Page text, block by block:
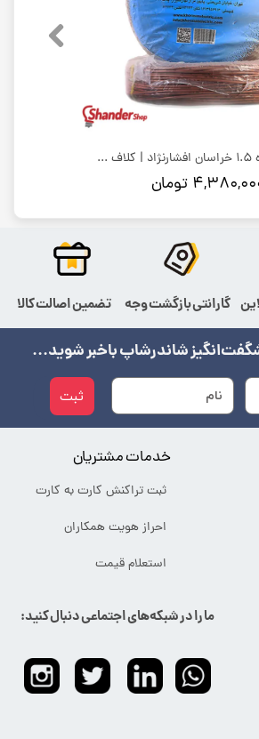
سیم برق نمره 1.5 خراسان افشارنژاد | کلاف 100 متری
تومان
ما را در شبکه‌های اجتماعی دنبال کنید:
ثبت
شاندرشاپ باخبر شوید...
خدمات مشتریان
ثبت تراکنش کارت به کارت
احراز هویت همکاران
استعلام قیمت
گارانتی بازگشت وجه تضمین اصالت کالا